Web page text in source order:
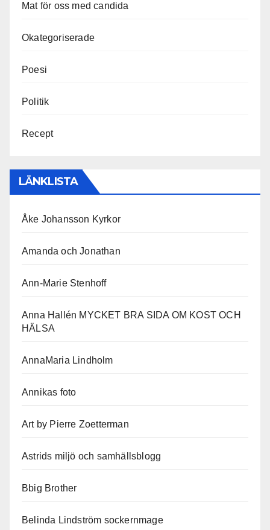
Mat för oss med candida
Okategoriserade
Poesi
Politik
Recept
LÄNKLISTA
Åke Johansson Kyrkor
Amanda och Jonathan
Ann-Marie Stenhoff
Anna Hallén MYCKET BRA SIDA OM KOST OCH
HÄLSA
AnnaMaria Lindholm
Annikas foto
Art by Pierre Zoetterman
Astrids miljö och samhällsblogg
Bbig Brother
Belinda Lindström sockernmage